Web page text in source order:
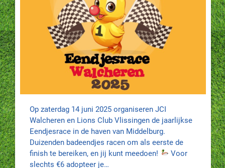
Op zaterdag 14 juni 2025 organiseren JCI
Walcheren en Lions Club Vlissingen de jaarlijkse
Eendjesrace in de haven van Middelburg.
Duizenden badeendjes racen om als eerste de
finish te bereiken, en jij kunt meedoen!
Voor
slechts €6 adopteer je…